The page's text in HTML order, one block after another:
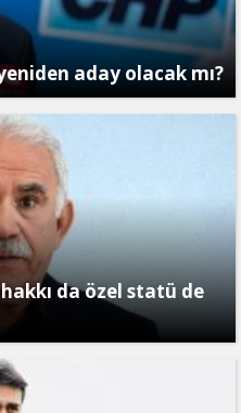
aday olacak mı?
da özel statü de